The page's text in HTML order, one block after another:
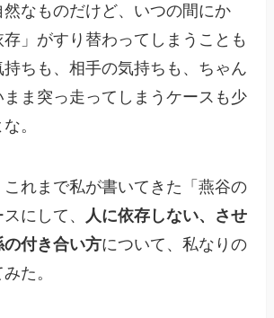
なものだけど、いつの間にか
存」がすり替わってしまうことも
ちも、相手の気持ちも、ちゃん
まま突っ走ってしまうケースも少
。
れまで私が書いてきた「燕谷の
にして、 人に依存しない、させ
付き合い方について、私なりの
た。